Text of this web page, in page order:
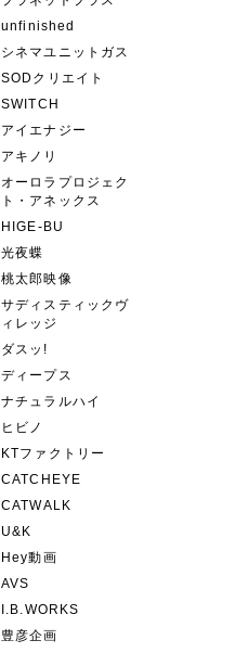
unfinished
シネマユニットガス
SODクリエイト
SWITCH
アイエナジー
アキノリ
オーロラプロジェク
ト・アネックス
HIGE-BU
光夜蝶
桃太郎映像
サディスティックヴ
ィレッジ
ダスッ!
ディープス
ナチュラルハイ
ヒビノ
KTファクトリー
CATCHEYE
CATWALK
U&K
Hey動画
AVS
I.B.WORKS
豊彦企画